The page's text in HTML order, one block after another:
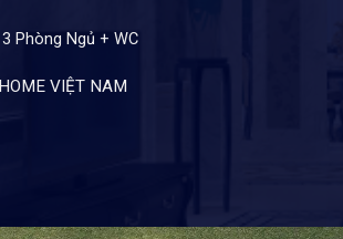
Phòng Ngủ + WC
VIỆT NAM